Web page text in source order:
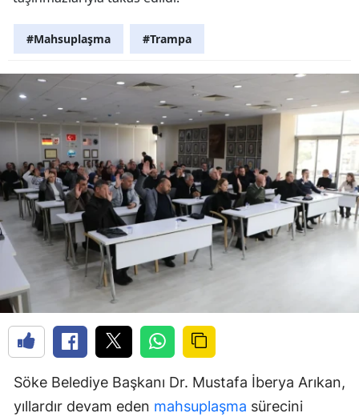
#Mahsuplaşma #Trampa
Söke Belediye Başkanı Dr. Mustafa İberya Arıkan,
yıllardır devam eden mahsuplaşma sürecini